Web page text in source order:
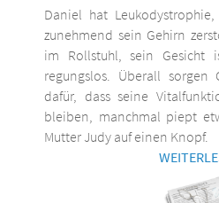
Daniel hat
zunehmend sein Gehirn
im Rollstuhl, sein Gesicht
regungslos. Überall sorgen
dafür, dass seine
bleiben, manchmal piept
Mutter Judy auf einen Knopf.